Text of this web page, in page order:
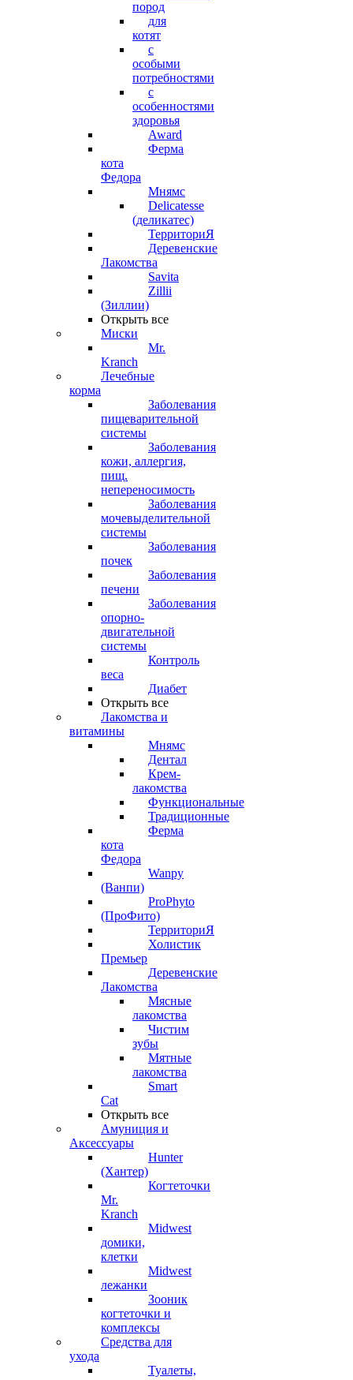
пород
для
котят
с
особыми
потребностями
с
особенностями
здоровья
Award
Ферма
кота
Федора
Мнямс
Delicatesse
(деликатес)
ТерриториЯ
Деревенские
Лакомства
Savita
Zillii
(Зиллии)
Открыть все
Миски
Mr.
Kranch
Лечебные
корма
Заболевания
пищеварительной
системы
Заболевания
кожи, аллергия,
пищ.
непереносимость
Заболевания
мочевыделительной
системы
Заболевания
почек
Заболевания
печени
Заболевания
опорно-
двигательной
системы
Контроль
веса
Диабет
Открыть все
Лакомства и
витамины
Мнямс
Дентал
Крем-
лакомства
Функциональные
Традиционные
Ферма
кота
Федора
Wanpy
(Ванпи)
ProPhyto
(ПроФито)
ТерриториЯ
Холистик
Премьер
Деревенские
Лакомства
Мясные
лакомства
Чистим
зубы
Мятные
лакомства
Smart
Cat
Открыть все
Амуниция и
Аксессуары
Hunter
(Хантер)
Когтеточки
Mr.
Kranch
Midwest
домики,
клетки
Midwest
лежанки
Зооник
когтеточки и
комплексы
Средства для
ухода
Туалеты,